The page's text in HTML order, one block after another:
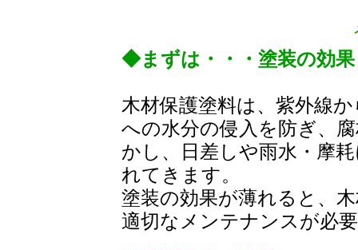
◆まずは・・・塗装の効
木材保護塗料は、紫外線
への水分の侵入を防ぎ、
かし、日差しや雨水・摩
れてきます。
塗装の効果が薄れると、
適切なメンテナンスが必